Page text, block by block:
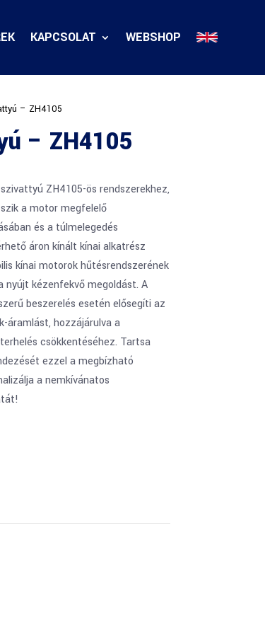
KAPCSOLAT WEBSHOP
– ZH4105
– ZH4105
ZH4105-ös rendszerekhez,
a motor megfelelő
és a túlmelegedés
áron kínált kínai alkatrész
kínai motorok hűtésrendszerének
nyújt kézenfekvő megoldást. A
beszerelés esetén elősegíti az
áramlást, hozzájárulva a
csökkentéséhez. Tartsa
ezzel a megbízható
a nemkívánatos